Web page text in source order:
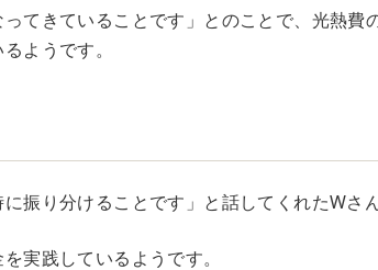
てきていることです」とのことで、光熱費
ようです。
振り分けることです」と話してくれたWさん
実践しているようです。